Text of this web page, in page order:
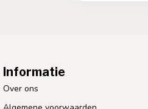
Informatie
Over ons